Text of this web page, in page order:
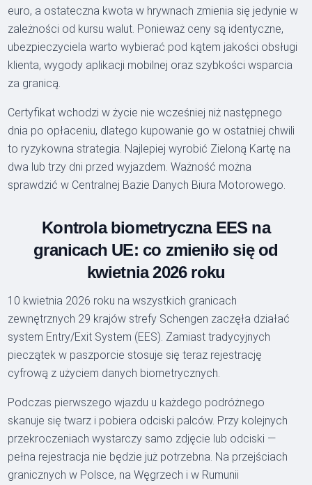
euro, a ostateczna kwota w hrywnach zmienia się jedynie w
zależności od kursu walut. Ponieważ ceny są identyczne,
ubezpieczyciela warto wybierać pod kątem jakości obsługi
klienta, wygody aplikacji mobilnej oraz szybkości wsparcia
za granicą.
Certyfikat wchodzi w życie nie wcześniej niż następnego
dnia po opłaceniu, dlatego kupowanie go w ostatniej chwili
to ryzykowna strategia. Najlepiej wyrobić Zieloną Kartę na
dwa lub trzy dni przed wyjazdem. Ważność można
sprawdzić w Centralnej Bazie Danych Biura Motorowego.
Kontrola biometryczna EES na
granicach UE: co zmieniło się od
kwietnia 2026 roku
10 kwietnia 2026 roku na wszystkich granicach
zewnętrznych 29 krajów strefy Schengen zaczęła działać
system Entry/Exit System (EES). Zamiast tradycyjnych
pieczątek w paszporcie stosuje się teraz rejestrację
cyfrową z użyciem danych biometrycznych.
Podczas pierwszego wjazdu u każdego podróżnego
skanuje się twarz i pobiera odciski palców. Przy kolejnych
przekroczeniach wystarczy samo zdjęcie lub odciski —
pełna rejestracja nie będzie już potrzebna. Na przejściach
granicznych w Polsce, na Węgrzech i w Rumunii